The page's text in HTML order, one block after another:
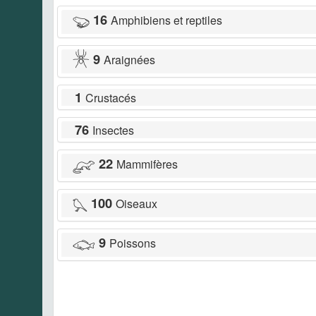
16 Amphibiens et reptiles
9 Araignées
1 Crustacés
76 Insectes
22 Mammifères
100 Oiseaux
9 Poissons